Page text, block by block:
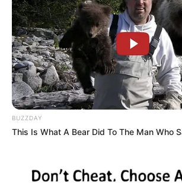
Em 2024, Pernambuco enfrentou o desafio de
Oropouche, uma doença até então inédita
registrados a partir de maio, essa
mosquito Culicoides paraensis (maruim),
adicionais, como a confirmação de
gestacionais.
Orientações para vigilância da Febre do
BUZZDAY
This Is What A Bear Did To The Man Who